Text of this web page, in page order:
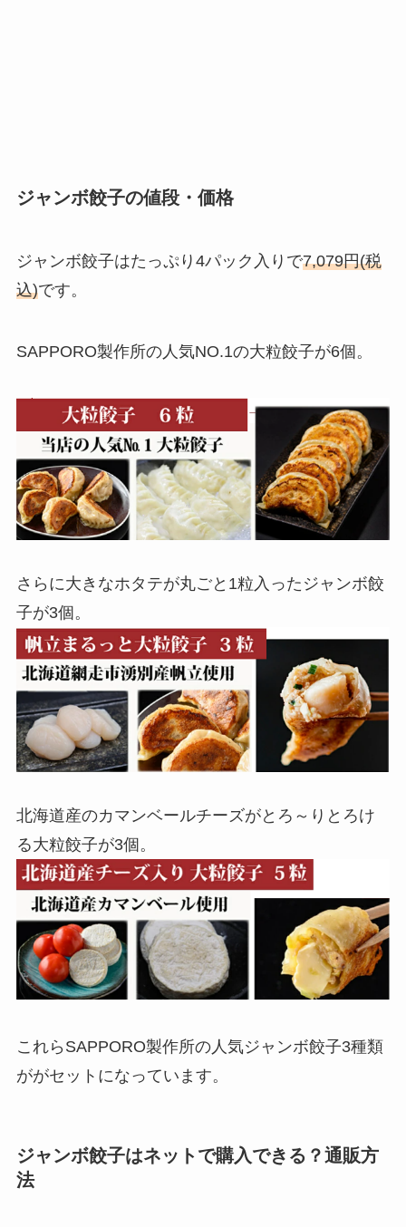
ジャンボ餃子の値段・価格
ジャンボ餃子はたっぷり4パック 入りで7,079円(税
込)です。
SAPPORO製作所の人気NO.1の大粒餃子が6個。
さらに大きなホタテが丸ごと1粒入ったジャンボ餃
子が3個。
北海道産のカマンベールチーズがとろ～りとろけ
る大粒餃子が3個。
これらSAPPORO製作所の人気ジャンボ餃子3種類
ががセットになっています。
ジャンボ餃子はネットで購入できる？通販方
法